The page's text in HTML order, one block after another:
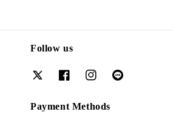
Follow us
Payment Methods